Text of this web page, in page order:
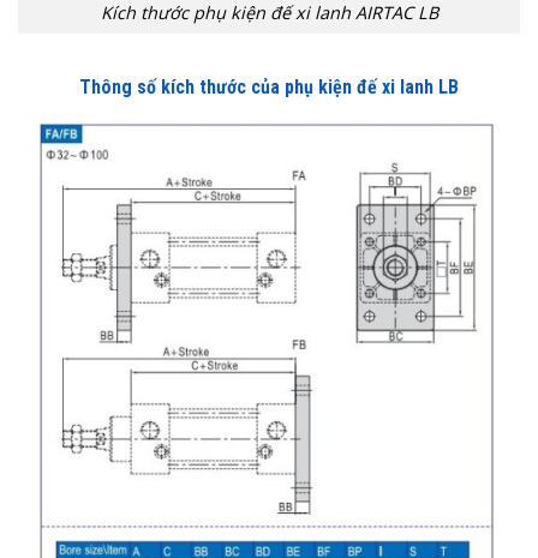
Kích thước phụ kiện đế xi lanh AIRTAC LB
Thông số kích thước của phụ kiện đế xi lanh LB